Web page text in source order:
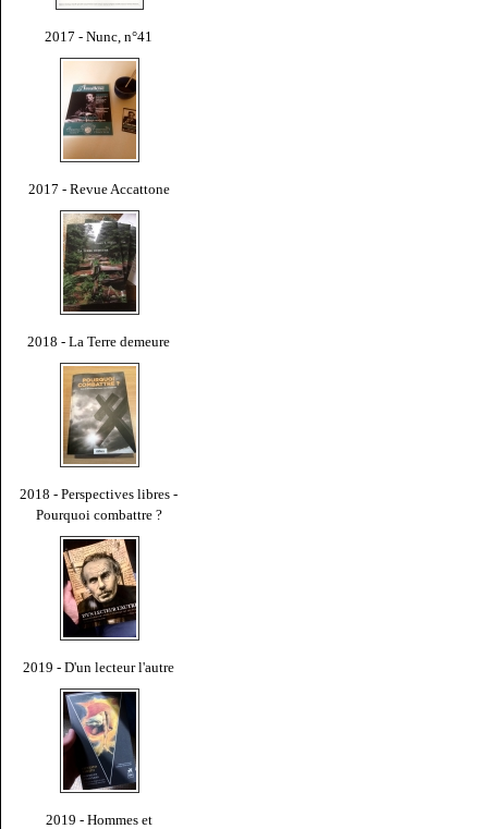
2017 - Nunc, n°41
2017 - Revue Accattone
2018 - La Terre demeure
2018 - Perspectives libres -
Pourquoi combattre ?
2019 - D'un lecteur l'autre
2019 - Hommes et